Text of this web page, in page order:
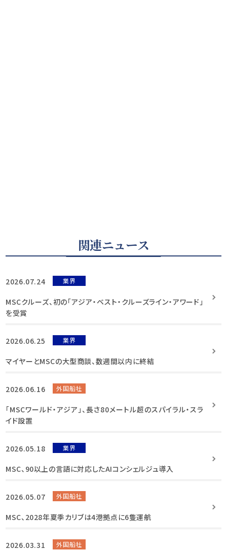
関連ニュース
2026.07.24 業界
MSCクルーズ、初の「アジア・ベスト・クルーズライン・アワード」
を受賞
2026.06.25 業界
マイヤーとMSCの大型商談、数週間以内に終結
2026.06.16 外国船社
「MSCワールド・アジア」、長さ80メートル超のスパイラル・スラ
イド設置
2026.05.18 業界
MSC、90以上の言語に対応したAIコンシェルジュ導入
2026.05.07 外国船社
MSC、2028年夏季カリブは4港拠点に6隻運航
2026.03.31 外国船社